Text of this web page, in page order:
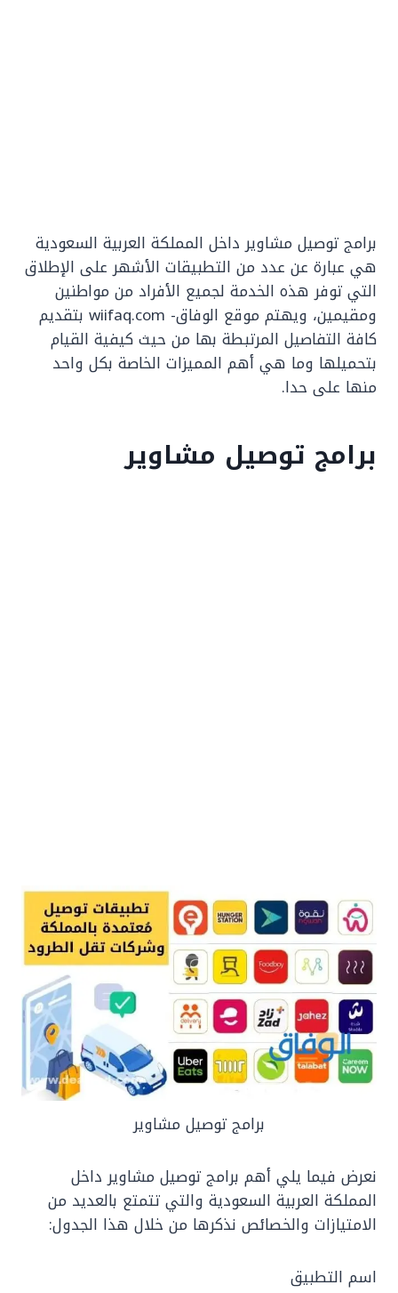
برامج توصيل مشاوير داخل المملكة العربية السعودية
هي عبارة عن عدد من التطبيقات الأشهر على الإطلاق
التي توفر هذه الخدمة لجميع الأفراد من مواطنين
ومقيمين، ويهتم موقع الوفاق- wiifaq.com بتقديم
كافة التفاصيل المرتبطة بها من حيث كيفية القيام
بتحميلها وما هي أهم المميزات الخاصة بكل واحد
منها على حدا.
برامج توصيل مشاوير
برامج توصيل مشاوير
نعرض فيما يلي أهم برامج توصيل مشاوير داخل
المملكة العربية السعودية والتي تتمتع بالعديد من
الامتيازات والخصائص نذكرها من خلال هذا الجدول:
اسم التطبيق